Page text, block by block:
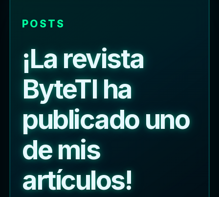
POSTS
¡La revista
ByteTI ha
publicado uno
de mis
artículos!